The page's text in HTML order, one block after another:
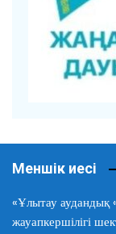
Меншік иесі
«Ұлытау аудандық
жауапкершілігі